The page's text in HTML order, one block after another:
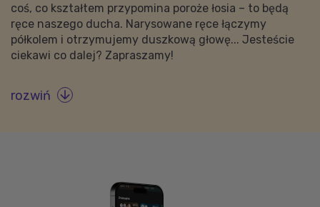
coś, co kształtem przypomina poroże łosia – to będą
ręce naszego ducha. Narysowane ręce łączymy
półkolem i otrzymujemy duszkową głowę... Jesteście
ciekawi co dalej? Zapraszamy!
rozwiń 